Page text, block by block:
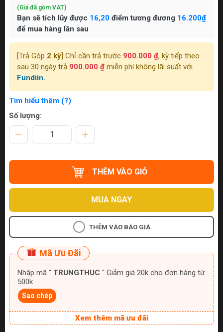
(Giá đã gồm VAT)
Bạn sẽ tích lũy được 16,20 điểm tương đương 16.200₫
để mua hàng lần sau
[Trả Góp 2 kỳ ] Chỉ cần trả trước 900.000 ₫, kỳ tiếp theo
sau 30 ngày trả 900.000 ₫ miễn phí không lãi suất với
Fundiin.
Tìm hiểu thêm (?)
Số lượng:
THÊM VÀO GIỎ
MUA NGAY
THÊM VÀO BÁO GIÁ
Mã Ưu Đãi
Nhập mã " TRUNGTHUC " Giảm giá 20k cho đơn hàng từ
500k
Sao chép
Xem thêm mã ưu đãi